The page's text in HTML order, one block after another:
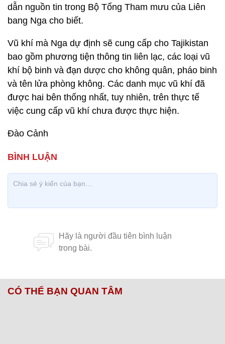
dẫn nguồn tin trong Bộ Tổng Tham mưu của Liên
bang Nga cho biết.
Vũ khí mà Nga dự định sẽ cung cấp cho Tajikistan
bao gồm phương tiện thông tin liên lạc, các loại vũ
khí bộ binh và đạn dược cho không quân, pháo binh
và tên lửa phòng không. Các danh mục vũ khí đã
được hai bên thống nhất, tuy nhiên, trên thực tế
việc cung cấp vũ khí chưa được thực hiện.
Đào Cảnh
CÓ THỂ BẠN QUAN TÂM